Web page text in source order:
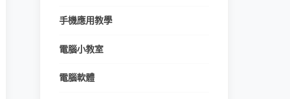
手機應用教學
電腦小教室
電腦軟體